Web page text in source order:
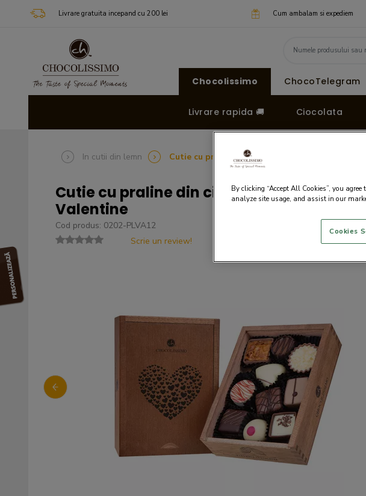
Livrare gratuita incepand cu 200 lei Cum ambalam si expediem
Chocolissimo ChocoTelegram
Livrare rapida 🚚 Ciocolata
In cutii din lemn Cutie cu praline din ciocolata Elegance
Cutie cu praline din ciocolata Elegance
Valentine
Cod produs: 0202-PLVA12
Scrie un review!
By clicking “Accept All Cookies”, you
analyze site usage, and assist in our
Cookies